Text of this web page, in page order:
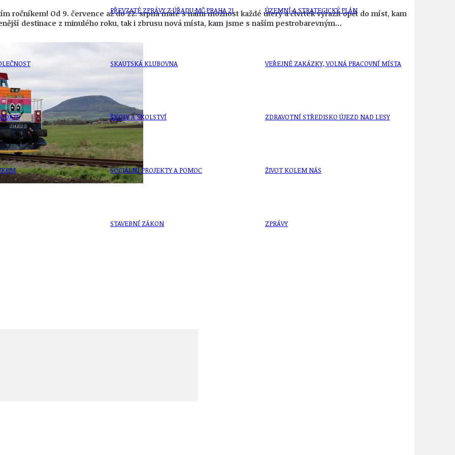
PŘEVZATÉ ZPRÁVY Z ÚŘADU MČ PRAHA 21
SKAUTSKÁ KLUBOVNA
ŠKOLY A ŠKOLSTVÍ
SOCIÁLNÍ PROJEKTY A POMOC
STAVEBNÍ ZÁKON
ÚZEMNÍ A STRATEGICKÝ PLÁN
VEŘEJNÉ ZAKÁZKY, VOLNÁ PRACOVNÍ MÍSTA
ZDRAVOTNÍ STŘEDISKO ÚJEZD NAD LESY
ŽIVOT KOLEM NÁS
ZPRÁVY
ročníkem! Od 9. července až do 22. srpna máte s námi možnost každé úterý a čtvrtek vyrazit opět do míst, kam
destinace z minulého roku, tak i zbrusu nová místa, kam jsme s naším pestrobarevným…